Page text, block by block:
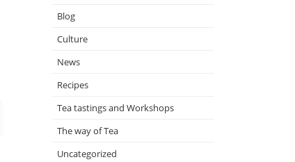
Blog
Culture
News
Recipes
Tea tastings and Workshops
The way of Tea
Uncategorized